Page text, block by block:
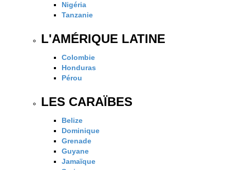
Nigéria
Tanzanie
L'AMÉRIQUE LATINE
Colombie
Honduras
Pérou
LES CARAÏBES
Belize
Dominique
Grenade
Guyane
Jamaïque